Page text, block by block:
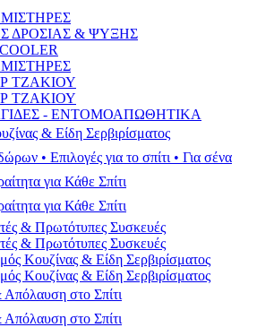
ΔΡΟΣΙΑΣ & ΨΥΞΗΣ
ΤΖΑΚΙΟΥ
ΤΖΑΚΙΟΥ
- ΕΝΤΟΜΟΑΠΩΘΗΤΙΚΑ
& Είδη Σερβιρίσματος
• Επιλογές για το σπίτι • Για σένα
για Κάθε Σπίτι
για Κάθε Σπίτι
& Πρωτότυπες Συσκευές
& Πρωτότυπες Συσκευές
Κουζίνας & Είδη Σερβιρίσματος
Κουζίνας & Είδη Σερβιρίσματος
στο Σπίτι
στο Σπίτι